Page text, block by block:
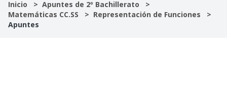
4º
Inicio
Apuntes de 2º Bachillerato
Matemáticas CC.SS
Representación de Funciones
Apuntes